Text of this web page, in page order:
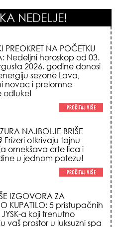
NEDELJE!
NAJBOLJE BRIŠE
Frizeri otkrivaju tajnu
omekšava crte lica i
u jednom potezu!
IZGOVORA ZA
a koji trenutno
vaš prostor u luksuzni spa
manikir trendova koji
poglede i izgledaju
svačijim rukama!